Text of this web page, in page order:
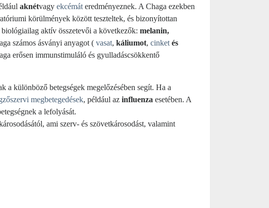
aknétvagy ekcémát eredményeznek. A Chaga ezekben
körülmények között teszteltek, és bizonyítottan
aktív összetevői a következők: melanin,
számos ásványi anyagot ( vasat, káliumot, cinket és
erősen immunstimuláló és gyulladáscsökkentő
a különböző betegségek megelőzésében segít. Ha a
megbetegedések, például az influenza esetében. A
a lefolyását.
ami szerv- és szövetkárosodást, valamint